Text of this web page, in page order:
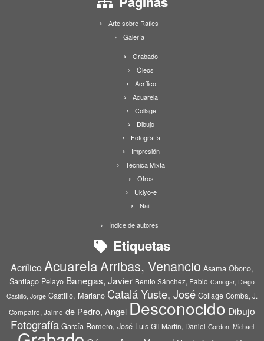
Arte sobre Raíles
Galería
Grabado
Óleos
Acrílico
Acuarela
Collage
Dibujo
Fotografía
Impresión
Técnica Mixta
Otros
Ukiyo-e
Naif
Índice de autores
Etiquetas
Acrílico AcuarelaArribas, Venancio Asama Obono,
Santiago Pelayo Banegas, Javier Benito Sánchez, Pablo Canogar, Diego
Castillo, Jorge Castillo, Mariano Catalá Yuste, José Collage Comba, J.
Compairé, Jaime de Pedro, Angel Desconocido Dibujo
Fotografía García Romero, José Luis Gil Martín, Daniel Gordon, Michael